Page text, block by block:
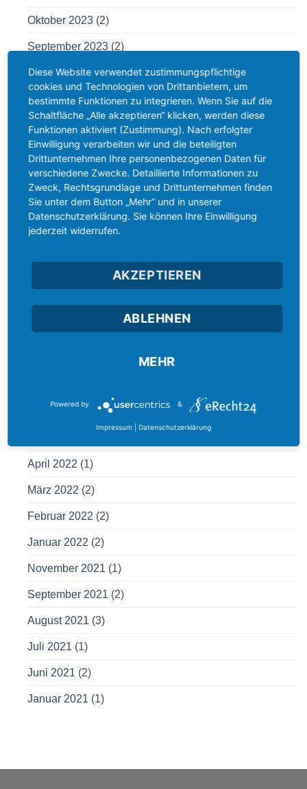
Oktober 2023 (2)
September 2023 (2)
August 2023(2)
Juli 2023(2)
Juni 2023 (3)
Mai 2023(3)
April 2023(2)
März 2023(3)
Februar 2023(2)
(4)
Oktober 2022(2)
September 2022(1)
(1)
April 2022 (1)
März 2022 (2)
Februar 2022 (2)
Januar 2022 (2)
November 2021 (1)
September 2021 (2)
August 2021 (3)
Juli 2021 (1)
Juni 2021 (2)
Januar 2021 (1)
Diese Website verwendet zustimmungspflichtige
cookies und Technologien von Drittanbietern, um
bestimmte Funktionen zu integrieren. Wenn Sie auf die
Schaltfläche „Alle akzeptieren“ klicken, werden diese
Funktionen aktiviert (Zustimmung). Nach erfolgter
Einwilligung verarbeiten wir und die beteiligten
Drittunternehmen Ihre personenbezogenen Daten für
verschiedene Zwecke. Detaillierte Informationen zu
Zweck, Rechtsgrundlage und Drittunternehmen finden
Sie unter dem Button „Mehr“ und in unserer
Datenschutzerklärung. Sie können Ihre Einwilligung
jederzeit widerrufen.
AKZEPTIEREN
ABLEHNEN
MEHR
Powered by &
Impressum Datenschutzerklärung